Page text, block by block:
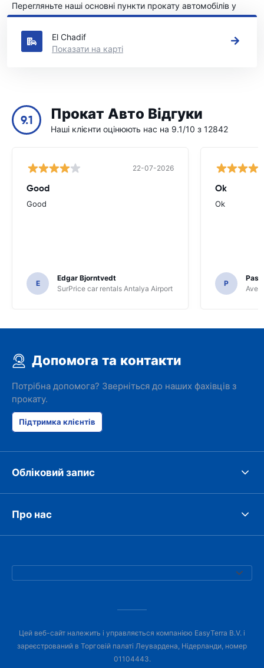
Перегляньте наші основні пункти прокату автомобілів у
Тверія
El Chadif
Показати на карті
9.1 Прокат Авто Відгуки
Наші клієнти оцінюють нас на 9.1/10 з 12842
22-07-2026
Good
Good
E
Edgar Bjorntvedt
SurPrice car rentals Antalya Airport
Ok
Ok
P
Avec
Допомога та контакти
Потрібна допомога? Зверніться до наших фахівців з
прокату.
Підтримка клієнтів
Обліковий запис
Про нас
Цей веб-сайт належить і управляється компанією EasyTerra B.V. і
зареєстрований в Торговій палаті Леувардена, Нідерланди, номер
01104443.